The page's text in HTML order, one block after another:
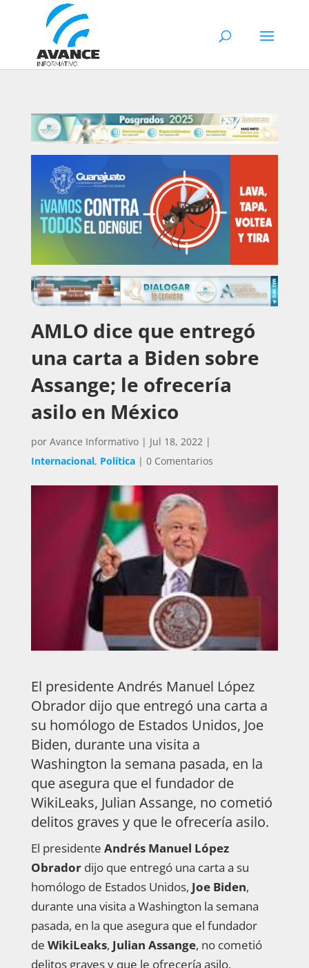
AMLO dice que entregó
una carta a Biden sobre
Assange; le ofrecería
asilo en México
por Avance Informativo| Jul 18, 2022|
Internacional, Política| 0 Comentarios
El presidente Andrés Manuel López
Obrador dijo que entregó una carta a
su homólogo de Estados Unidos, Joe
Biden, durante una visita a
Washington la semana pasada, en la
que asegura que el fundador de
WikiLeaks, Julian Assange, no cometió
delitos graves y que le ofrecería asilo.
El presidente Andrés Manuel López
Obradordijo que entregó una carta a su
homólogo de Estados Unidos, Joe Biden,
durante una visita a Washington la semana
pasada, en la que asegura que el fundador
de WikiLeaks, Julian Assange, no cometió
delitos graves y que le ofrecería asilo.